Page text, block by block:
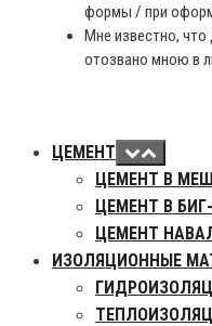
формы / при
Мне известно,
отозвано мною в
ЦЕМЕНТ
ЦЕМЕНТ В
ЦЕМЕНТ В
ЦЕМЕНТ
ИЗОЛЯЦИОННЫЕ